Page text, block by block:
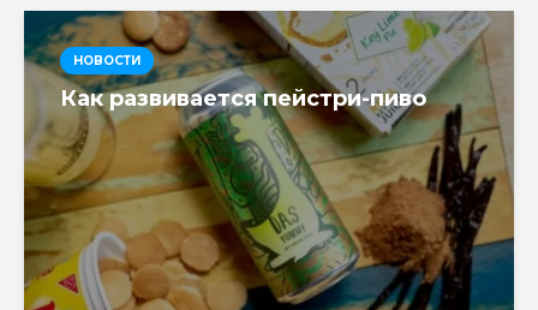
НОВОСТИ
Как развивается пейстри-пиво